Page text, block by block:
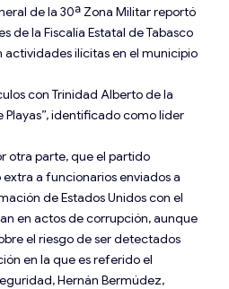
de la 30ª Zona Militar reportó
de la Fiscalía Estatal de Tabasco
actividades ilícitas en el municipio
con Trinidad Alberto de la
Playas”, identificado como líder
otra parte, que el partido
a funcionarios enviados a
de Estados Unidos con el
en actos de corrupción, aunque
el riesgo de ser detectados
en la que es referido el
Hernán Bermúdez,